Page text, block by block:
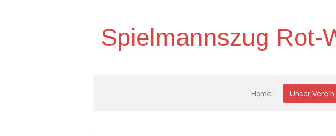
Spielmannszug Rot-
Home Unser Verein